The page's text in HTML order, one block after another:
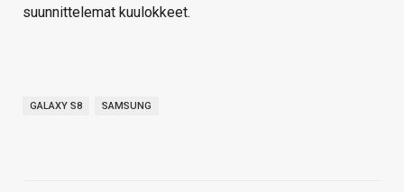
suunnittelemat kuulokkeet.
GALAXY S8 SAMSUNG